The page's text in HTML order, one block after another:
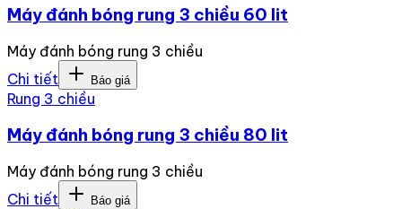
Máy đánh bóng rung 3 chiều 60 lit
Máy đánh bóng rung 3 chiều
Chi tiết
Báo giá
Rung 3 chiều
Máy đánh bóng rung 3 chiều 80 lit
Máy đánh bóng rung 3 chiều
Chi tiết
Báo giá